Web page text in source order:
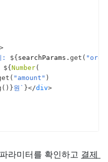
>
: ${ searchParams . get (
${ Number(
( "amount" )
( ) }원` }</div>
라미터를 확인하고 결제